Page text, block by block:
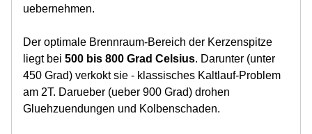
uebernehmen.
Der optimale Brennraum-Bereich der Kerzenspitze
liegt bei 500 bis 800 Grad Celsius. Darunter (unter
450 Grad) verkokt sie - klassisches Kaltlauf-Problem
am 2T. Darueber (ueber 900 Grad) drohen
Gluehzuendungen und Kolbenschaden.